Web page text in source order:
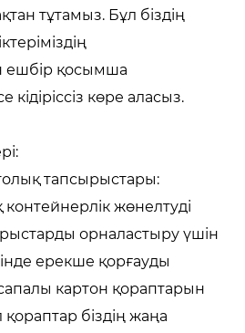
тұтамыз. Бұл біздің
ешбір қосымша
көре аласыз.
тапсырыстары:
жөнелтуді
орналастыру үшін
ерекше қорғауды
картон қораптарын
біздің жаңа